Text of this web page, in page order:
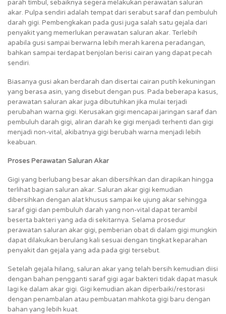
parah timbul, sebaiknya segera melakukan perawatan saluran
akar. Pulpa sendiri adalah tempat dari serabut saraf dan pembuluh
darah gigi. Pembengkakan pada gusi juga salah satu gejala dari
penyakit yang memerlukan perawatan saluran akar. Terlebih
apabila gusi sampai berwarna lebih merah karena peradangan,
bahkan sampai terdapat benjolan berisi cairan yang dapat pecah
sendiri.
Biasanya gusi akan berdarah dan disertai cairan putih kekuningan
yang berasa asin, yang disebut dengan pus. Pada beberapa kasus,
perawatan saluran akar juga dibutuhkan jika mulai terjadi
perubahan warna gigi. Kerusakan gigi mencapai jaringan saraf dan
pembuluh darah gigi, aliran darah ke gigi menjadi terhenti dan gigi
menjadi non-vital, akibatnya gigi berubah warna menjadi lebih
keabuan.
Proses Perawatan Saluran Akar
Gigi yang berlubang besar akan dibersihkan dan dirapikan hingga
terlihat bagian saluran akar. Saluran akar gigi kemudian
dibersihkan dengan alat khusus sampai ke ujung akar sehingga
saraf gigi dan pembuluh darah yang non-vital dapat terambil
beserta bakteri yang ada di sekitarnya. Selama prosedur
perawatan saluran akar gigi, pemberian obat di dalam gigi mungkin
dapat dilakukan berulang kali sesuai dengan tingkat keparahan
penyakit dan gejala yang ada pada gigi tersebut.
Setelah gejala hilang, saluran akar yang telah bersih kemudian diisi
dengan bahan pengganti saraf gigi agar bakteri tidak dapat masuk
lagi ke dalam akar gigi. Gigi kemudian akan diperbaiki/restorasi
dengan penambalan atau pembuatan mahkota gigi baru dengan
bahan yang lebih kuat.